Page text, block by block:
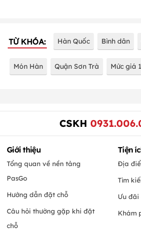
TỪ KHÓA: Hàn Quốc Bình dân
Món Hàn Quận Sơn Trà Mức giá
CSKH
Giới thiệu
Tổng quan về nền tảng
PasGo
Hướng dẫn đặt chỗ
Câu hỏi thường gặp khi đặt
chỗ
Tiện
Địa
Tìm
Ưu
Khám